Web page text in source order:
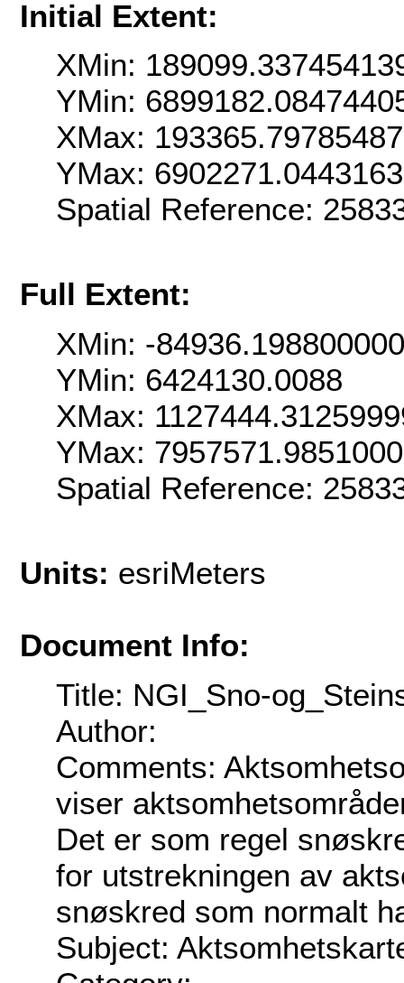
Initial Extent:
XMin:
YMin:
XMax:
YMax:
Spatial Reference:
Full Extent:
XMin: -
YMin: 6424130.0088
XMax:
YMax:
Spatial Reference:
Units: esriMeters
Document Info:
Title: NGI_Sno-
Author:
Comments:
viser
Det er som regel
for utstrekningen av
snøskred som normalt
Subject: